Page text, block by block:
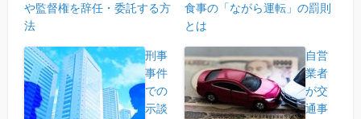
や監督権を辞任・委託する方
法
食事の「ながら運転」の罰則
とは
刑事
事件
での
示談
自営
業者
が交
通事